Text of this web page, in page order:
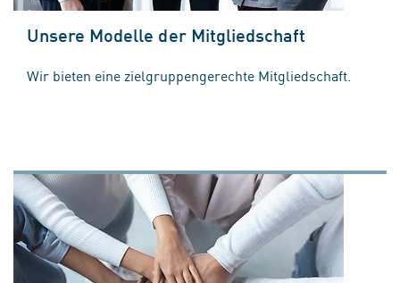
Unsere Modelle der Mitgliedschaft
Wir bieten eine zielgruppengerechte Mitgliedschaft.